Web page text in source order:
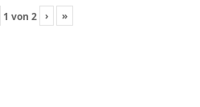
1 von 2 › »